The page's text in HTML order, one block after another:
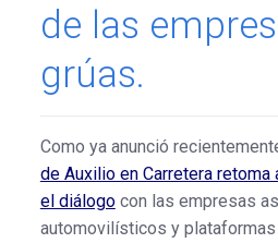
de las
grúas.
Como ya anunció
de Auxilio en Carretera
el diálogocon las empresas
automovilísticos y